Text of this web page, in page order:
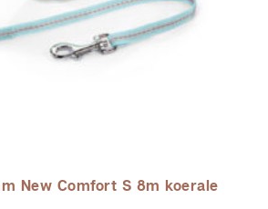
New Comfort S 8m koerale